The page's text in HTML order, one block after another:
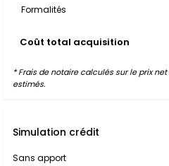
Formalités
Coût total acquisition
* Frais de notaire calculés sur le prix
estimés.
Simulation crédit
Sans apport